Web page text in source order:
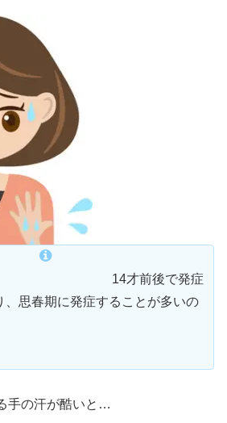
14才前後で発症
、思春期に発症することが多いの
手の汗が酷いと…